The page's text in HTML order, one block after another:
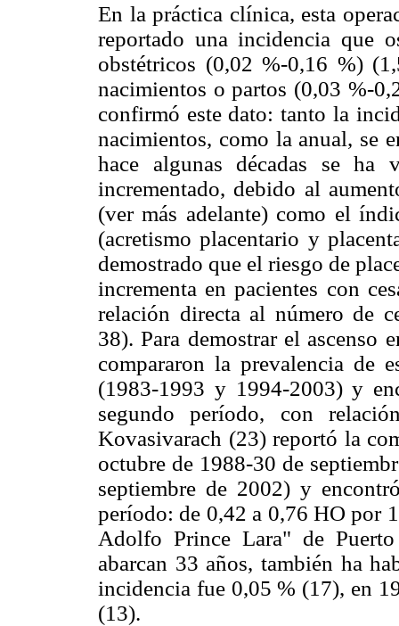
En la práctica clínica, esta
reportado una incidencia que
obstétricos (0,02 %-0,16 %)
nacimientos o partos (0,03 %-
confirmó este dato: tanto la
nacimientos, como la anual, se
hace algunas décadas se ha
incrementado, debido al
(ver más adelante) como el
(acretismo placentario y
demostrado que el riesgo de
incrementa en pacientes con
relación directa al número de
38). Para demostrar el
compararon la prevalencia de
(1983-1993 y 1994-2003) y
segundo período, con
Kovasivarach (23) reportó la
octubre de 1988-30 de
septiembre de 2002) y
período: de 0,42 a 0,76 HO por
Adolfo Prince Lara" de
abarcan 33 años, también ha
incidencia fue 0,05 % (17), en
(13).